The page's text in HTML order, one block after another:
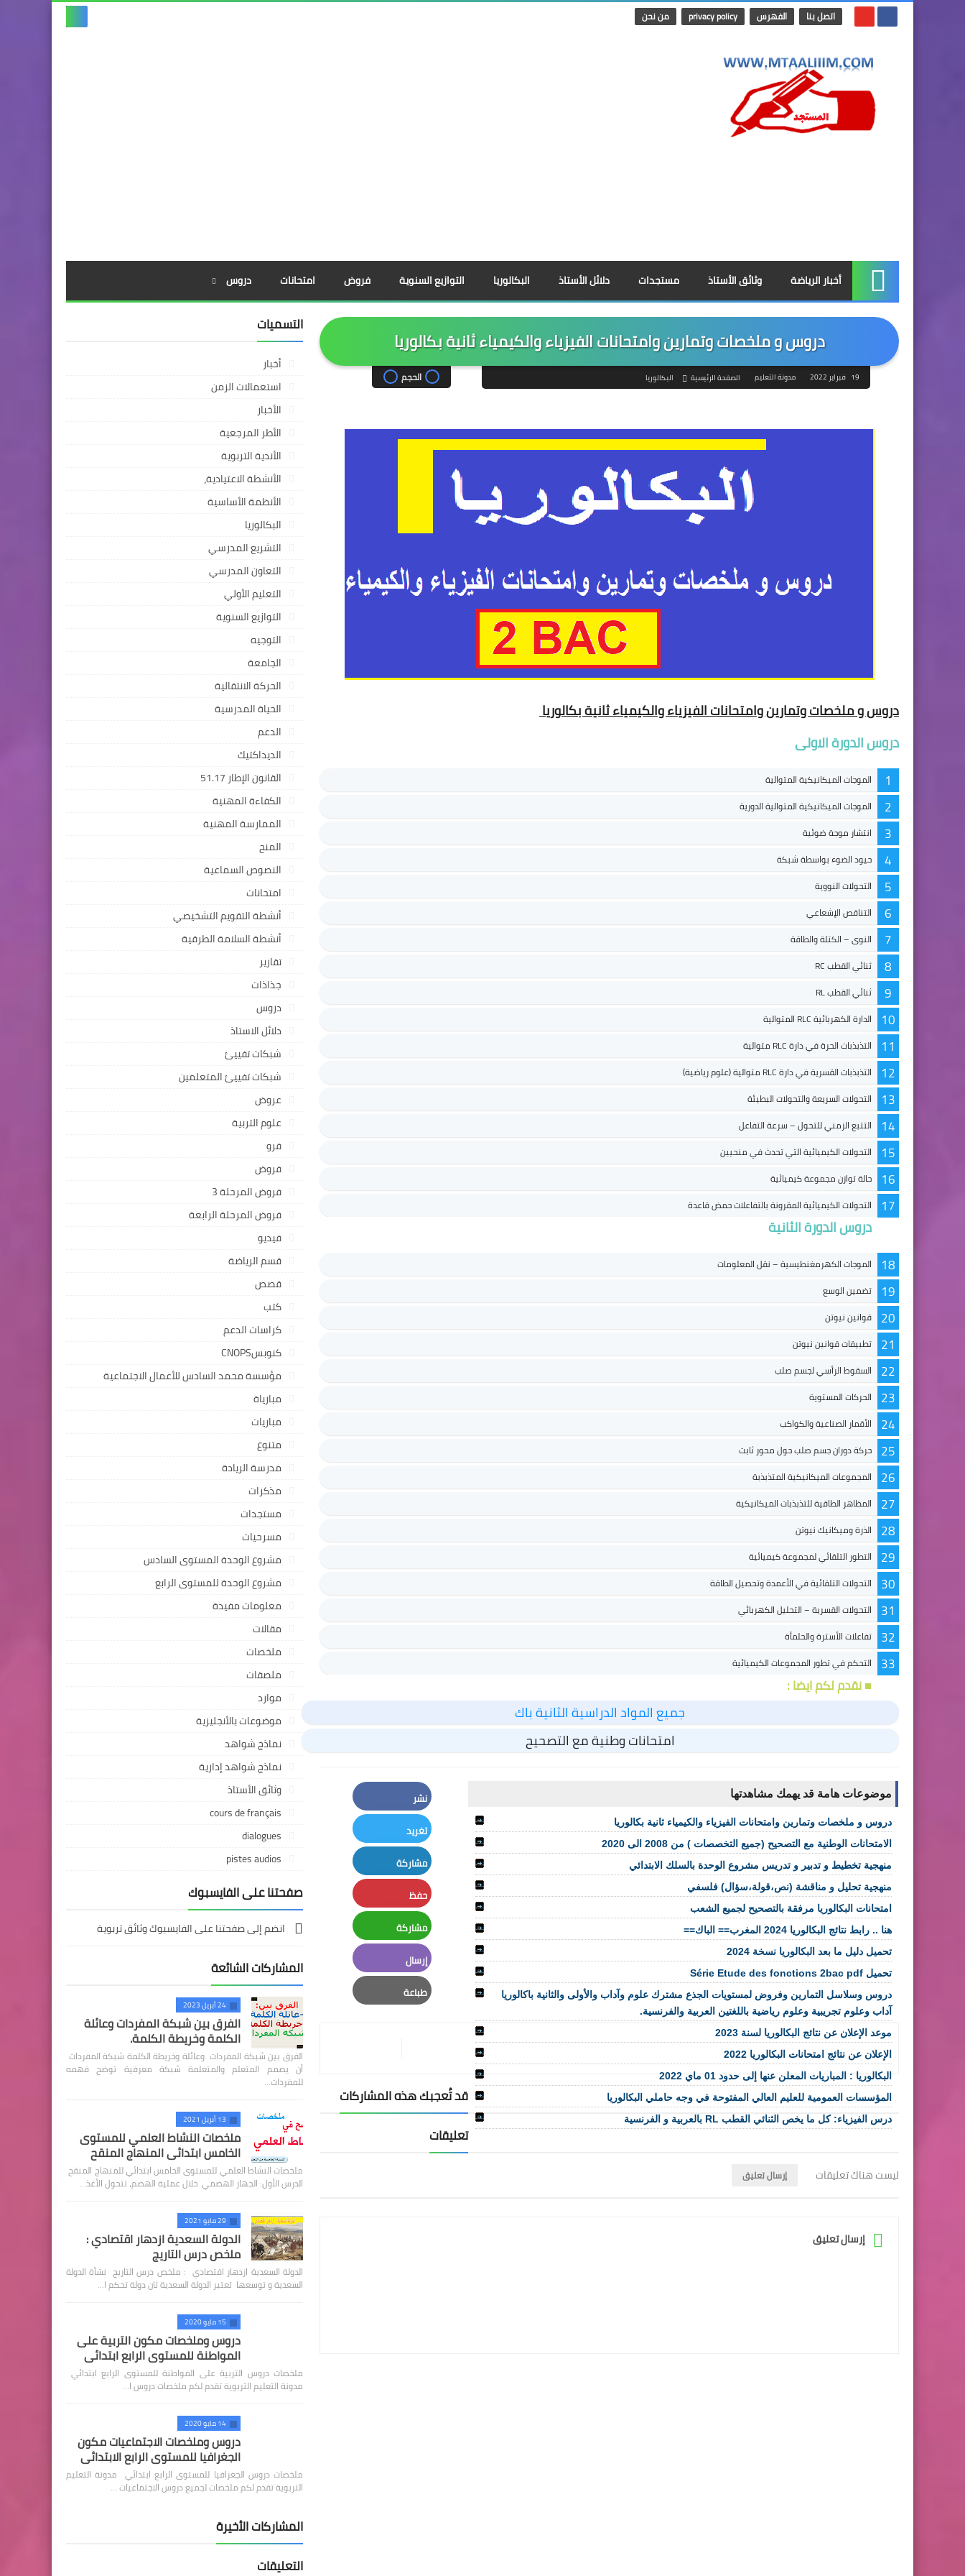
اتصل بنا الفهرس privacy policy من نحن
الرئيسية
أخبار الرياضة وثائق الأستاذ مستجدات دلائل الأستاذ البكالوريا التوازيع السنوية فروض امتحانات دروس
دروس و ملخصات وتمارين وامتحانات الفيزياء والكيمياء ثانية بكالوريا
19 فبراير 2022 مدونة التعليم الصفحة الرئيسية البكالوريا الحجم
دروس و ملخصات وتمارين وامتحانات الفيزياء والكيمياء ثانية بكالوريا
دروس الدورة الاولى
1 الموجات الميكانيكية المتوالية
2 الموجات الميكانيكية المتوالية الدورية
3 انتشار موجة ضوئية
4 حيود الضوء بواسطة شبكة
5 التحولات النووية
6 التناقص الإشعاعي
7 النوى – الكتلة والطاقة
8 ثنائي القطب RC
9 ثنائي القطب RL
10 الدارة الكهربائية RLC المتوالية
11 التذبذبات الحرة في دارة RLC متوالية
12 التذبذبات القسرية في دارة RLC متوالية (علوم رياضية)
13 التحولات السريعة والتحولات البطيئة
14 التتبع الزمني للتحول – سرعة التفاعل
15 التحولات الكيميائية التي تحدث في منحيين
16 حالة توازن مجموعة كيميائية
17 التحولات الكيميائية المقرونة بالتفاعلات حمض قاعدة
دروس الدورة الثانية
18 الموجات الكهرمغنطيسية – نقل المعلومات
19 تضمين الوسع
20 قوانين نيوتن
21 تطبيقات قوانين نيوتن
22 السقوط الرأسي لجسم صلب
23 الحركات المستوية
24 الأقمار الصناعية والكواكب
25 حركة دوران جسم صلب حول محور ثابت
26 المجموعات الميكانيكية المتذبذبة
27 المظاهر الطاقية للتذبذبات الميكانيكية
28 الذرة وميكانيك نيوتن
29 التطور التلقائي لمجموعة كيميائية
30 التحولات التلقائية في الأعمدة وتحصيل الطاقة
31 التحولات القسرية – التحليل الكهربائي
32 تفاعلات الأسترة والحلمأة
33 التحكم في تطور المجموعات الكيميائية
■ نقدم لكم ايضا :
جميع المواد الدراسية الثانية باك
امتحانات وطنية مع التصحيح
موضوعات هامة قد يهمك مشاهدتها
دروس و ملخصات وتمارين وامتحانات الفيزياء والكيمياء ثانية بكالوريا
الامتحانات الوطنية مع التصحيح (جميع التخصصات ) من 2008 الى 2020
منهجية تخطيط و تدبير و تدريس مشروع الوحدة بالسلك الابتدائي
منهجية تحليل و مناقشة (نص،قولة،سؤال) فلسفي
امتحانات البكالوريا مرفقة بالتصحيح لجميع الشعب
هنا .. رابط نتائج البكالوريا 2024 المغرب== الباك==
تحميل دليل ما بعد البكالوريا نسخة 2024
تحميل Série Etude des fonctions 2bac pdf
دروس وسلاسل التمارين وفروض لمستويات الجذع مشترك علوم وآداب والأولى والثانية باكالوريا
آداب وعلوم تجريبية وعلوم رياضية باللغتين العربية والفرنسية.
موعد الإعلان عن نتائج البكالوريا لسنة 2023
الإعلان عن نتائج امتحانات البكالوريا 2022
البكالوريا : المباريات المعلن عنها إلى حدود 01 ماي 2022
المؤسسات العمومية للعليم العالي المفتوحة في وجه حاملي البكالوريا
درس الفيزياء: كل ما يخص الثنائي القطب RL بالعربية و الفرنسية
نشر
Facebook
تغريد
Twitter
مشاركة
LinkedIn
حفظ
Pinterest
مشاركة
Whatsapp
إرسال
Email
طباعة
قد تُعجبك هذه المشاركات
تعليقات
ليست هناك تعليقات إرسال تعليق
إرسال تعليق
التسميات
أخبار
استعمالات الزمن
الأخبار
الأطر المرجعية
الأندية التربوية
الأنشطة الاعتيادية،
الأنظمة الأساسية
البكالوريا
التشريع المدرسي
التعاون المدرسي
التعليم الأولي
التوازيع السنوية
التوجيه
الجامعة
الحركة الانتقالية
الحياة المدرسية
الدعم
الديداكتيك
القانون الإطار 51.17
الكفاءة المهنية
الممارسة المهنية
المنح
النصوص السماعية
امتحانات
أنشطة التقويم التشخيصي
أنشطة السلامة الطرقية
تقارير
جذاذات
دروس
دلائل الاستاذ
شبكات تفييئ
شبكات تفييئ المتعلمين
عروض
علوم التربية
فرو
فروض
فروض المرحلة 3
فروض المرحلة الرابعة
فيديو
قسم الرياضة
قصص
كتب
كراسات الدعم
كنوبسCNOPS
مؤسسة محمد السادس للأعمال الاجتماعية
مبارياة
مباريات
متنوع
مدرسة الريادة
مذكرات
مستجدات
مسرحيات
مشروع الوحدة المستوى السادس
مشروع الوحدة للمستوى الرابع
معلومات مفيدة
مقالات
ملخصات
ملصقات
موارد
موضوعات بالأنجليزية
نماذج شواهد
نماذج شواهد إدارية
وثائق الأستاذ
cours de français
dialogues
pistes audios
صفحتنا على الفايسبوك
انضم إلى صفحتنا على الفايسبوك وثائق تربوية
المشاركات الشائعة
24 أبريل 2023
الفرق بين شبكة المفردات وعائلة
الكلمة وخريطة الكلمة.
الفرق بين شبكة المفردات وعائلة وخريطة الكلمة شبكة المفردات
أن يصمم المتعلم والمتعلمة شبكة معرفية توضح فهمه
للمفردات…
13 أبريل 2021
ملخصات النشاط العلمي للمستوى
الخامس ابتدائي المنهاج المنقح
ملخصات النشاط العلمي للمستوى الخامس ابتدائي للمنهاج المنقح
الدرس الأول: الجهاز الهضمي خلال عملية الهضم، تتحول الأغذ…
29 مايو 2021
الدولة السعدية ازدهار اقتصادي :
ملخص درس التاريج
الدولة السعدية ازدهار اقتصادي : ملخص درس التاريج نشأة الدولة
السعدية و توسعها تعتبر الدولة السعدية ثان دولة تحكم ا…
15 مايو 2020
دروس وملخصات مكون التربية على
المواطنة للمستوى الرابع ابتدائي
ملخصات دروس التربية على المواطنة للمستوى الرابع ابتدائي
مدونة التعليم التربوية تقدم لكم ملخصات دروس ا…
14 مايو 2020
دروس وملخصات الاجتماعيات مكون
الجغرافيا للمستوى الرابع الابتدائي
ملخصات دروس الجغرافيا للمستوى الرابع ابتدائي مدونة التعليم
التربوية تقدم لكم ملخصات لجميع دروس الاجتماعيات …
المشاركات الأخيرة
التعليقات